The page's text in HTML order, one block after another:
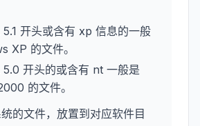
5.1 开头或含有 xp 信息的一般
XP 的文件。
5.0 开头的或含有 nt 一般是
的文件。
的文件，放置到对应软件目